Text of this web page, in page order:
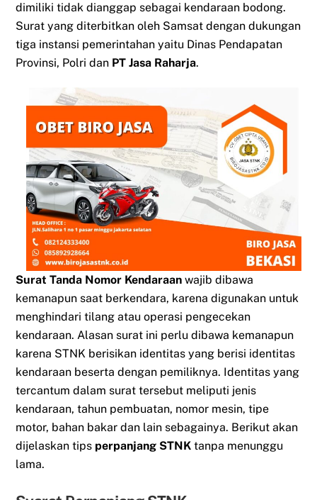
dimiliki tidak dianggap sebagai kendaraan bodong.
Surat yang diterbitkan oleh Samsat dengan dukungan
tiga instansi pemerintahan yaitu Dinas Pendapatan
Provinsi, Polri dan PT Jasa Raharja.
Surat Tanda Nomor Kendaraan wajib dibawa
kemanapun saat berkendara, karena digunakan untuk
menghindari tilang atau operasi pengecekan
kendaraan. Alasan surat ini perlu dibawa kemanapun
karena STNK berisikan identitas yang berisi identitas
kendaraan beserta dengan pemiliknya. Identitas yang
tercantum dalam surat tersebut meliputi jenis
kendaraan, tahun pembuatan, nomor mesin, tipe
motor, bahan bakar dan lain sebagainya. Berikut akan
dijelaskan tips perpanjang STNK tanpa menunggu
lama.